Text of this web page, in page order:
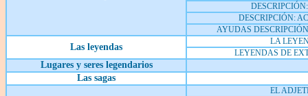
DESCRIPCIÓN:
AYUDAS
Las leyendas
LA
LEYENDAS DE
Lugares y seres legendarios
Las sagas
EL